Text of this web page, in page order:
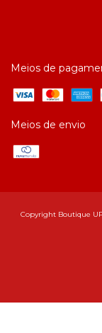
Meios de
Meios de envio
Copyright Boutique